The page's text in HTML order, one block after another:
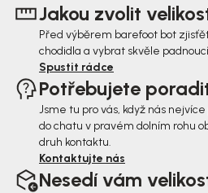
Jakou zvolit
Před výběrem barefoot bot
chodidla a vybrat skvěle
Spustit rádce
Potřebujete
Jsme tu pro vás, když nás
do chatu v pravém dolním rohu
druh kontaktu.
Kontaktujte nás
Nesedí vám